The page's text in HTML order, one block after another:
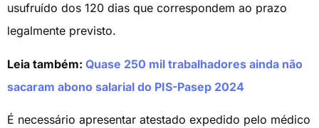
usufruído dos 120 dias que correspondem ao prazo
legalmente previsto.
Leia também: Quase 250 mil trabalhadores ainda não
sacaram abono salarial do PIS-Pasep 2024
É necessário apresentar atestado expedido pelo médico